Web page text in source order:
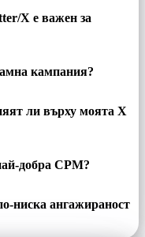
X е важен за
кампания?
ли върху моята X
добра CPM?
ниска ангажираност